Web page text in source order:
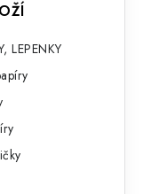
LEPENKY